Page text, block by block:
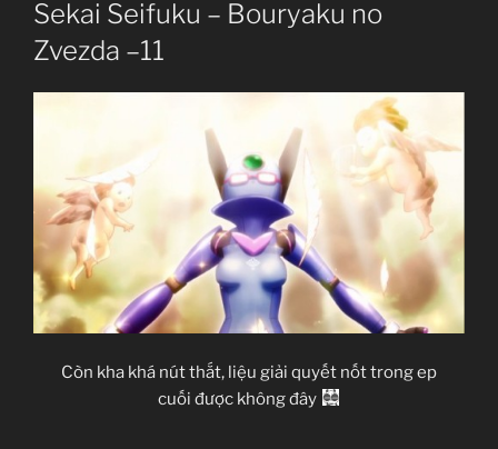
Sekai Seifuku – Bouryaku no
Zvezda –11
Còn kha khá nút thắt, liệu giải quyết nốt trong ep
cuối được không đây